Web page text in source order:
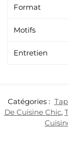
Format
Motifs
Entretien
Catégories :
De Cuisine Chic,